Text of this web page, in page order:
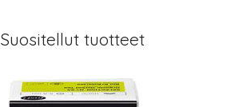
Suositellut tuotteet